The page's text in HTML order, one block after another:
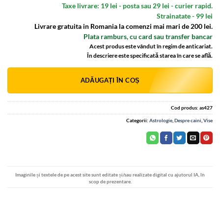
Taxe livrare: 19 lei - posta sau 29 lei - curier rapid.
Strainatate - 99 lei
Livrare gratuita in Romania la comenzi mai mari de 200 lei.
Plata ramburs, cu card sau transfer bancar
Acest produs este vândut în regim de anticariat.
În descriere este specificată starea în care se află.
ADĂUGAȚI ÎN COȘ
Cod produs: as427
Categorii: Astrologie Despre caini Vise
Imaginile și textele de pe acest site sunt editate și/sau realizate digital cu ajutorul IA, în
scop de prezentare.